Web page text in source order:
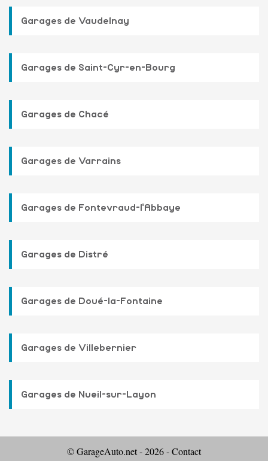
Garages de Vaudelnay
Garages de Saint-Cyr-en-Bourg
Garages de Chacé
Garages de Varrains
Garages de Fontevraud-l'Abbaye
Garages de Distré
Garages de Doué-la-Fontaine
Garages de Villebernier
Garages de Nueil-sur-Layon
© GarageAuto.net - 2026 -Contact